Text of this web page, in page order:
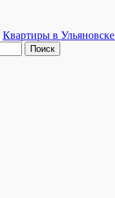
Квартиры в